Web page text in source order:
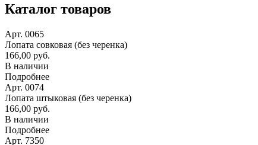
Каталог товаров
Арт. 0065
Лопата совковая (без черенка)
166,00 руб.
В наличии
Подробнее
Арт. 0074
Лопата штыковая (без черенка)
166,00 руб.
В наличии
Подробнее
Арт. 7350